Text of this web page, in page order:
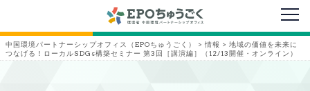
メニ
中国環境パートナーシップオフィス（EPOちゅうごく） > 情報 > 地域の価値を未来に
つなげる！ローカルSDGs構築セミナー 第3回［講演編］（12/13開催・オンライン）